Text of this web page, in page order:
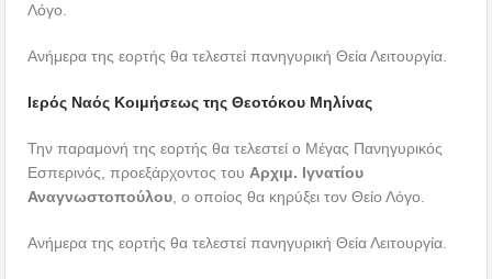
Λόγο.
Ανήμερα της εορτής θα τελεστεί πανηγυρική Θεία Λειτουργία.
Ιερός Ναός Κοιμήσεως της Θεοτόκου Μηλίνας
Την παραμονή της εορτής θα τελεστεί ο Μέγας Πανηγυρικός
Εσπερινός, προεξάρχοντος του Αρχιμ. Ιγνατίου
Αναγνωστοπούλου , ο οποίος θα κηρύξει τον Θείο Λόγο.
Ανήμερα της εορτής θα τελεστεί πανηγυρική Θεία Λειτουργία.